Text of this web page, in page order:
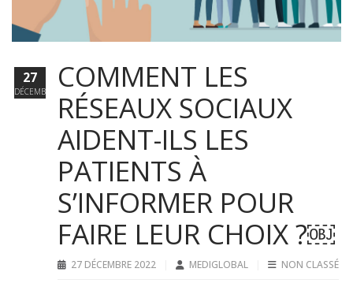
COMMENT LES
RÉSEAUX SOCIAUX
AIDENT-ILS LES
PATIENTS À
S’INFORMER POUR
FAIRE LEUR CHOIX ?￼
27 DÉCEMBRE 2022 MEDIGLOBAL NON CLASSÉ
27
DÉCEMBRE